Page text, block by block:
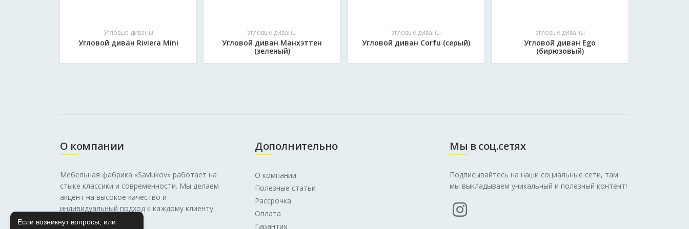
Если возникнут вопросы, или
Угловые диваны
Угловой диван Riviera Mini
Угловые диваны
Угловой диван Манхэттен
(зеленый)
Угловые диваны
Угловой диван Corfu (серый)
Угловые диваны
Угловой диван Ego
(бирюзовый)
О компании
Мебельная фабрика «Savlukov» работает на
стыке классики и современности. Мы делаем
акцент на высокое качество и
индивидуальный подход к каждому клиенту.
Дополнительно
О компании
Полезные статьи
Рассрочка
Оплата
Гарантия
Мы в соц.сетях
Подписывайтесь на наши социальные сети, там
мы выкладываем уникальный и полезный контент!